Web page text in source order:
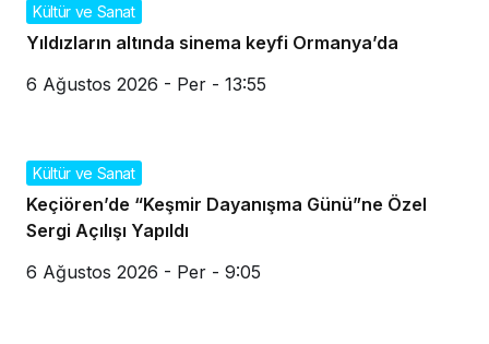
Kültür ve Sanat
Yıldızların altında sinema keyfi Ormanya’da
6 Ağustos 2026 - Per - 13:55
Kültür ve Sanat
Keçiören’de “Keşmir Dayanışma Günü”ne Özel
Sergi Açılışı Yapıldı
6 Ağustos 2026 - Per - 9:05